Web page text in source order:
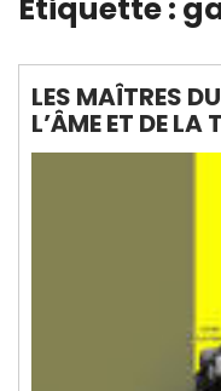
Étiquette :
LES MAÎTRES
L’ÂME ET DE